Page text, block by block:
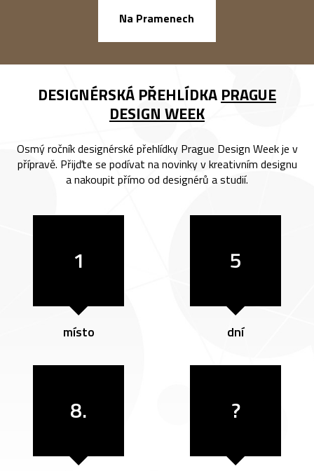
Na Pramenech
DESIGNÉRSKÁ PŘEHLÍDKA PRAGUE
DESIGN WEEK
Osmý ročník designérské přehlídky Prague Design Week je v
přípravě. Přijďte se podívat na novinky v kreativním designu
a nakoupit přímo od designérů a studií.
1
místo
5
dní
8. ?